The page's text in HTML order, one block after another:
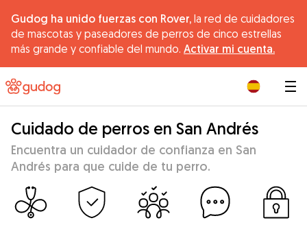
Gudog ha unido fuerzas con Rover, la red de cuidadores
de mascotas y paseadores de perros de cinco estrellas
más grande y confiable del mundo. Activar mi cuenta.
Cuidado de perros en San Andrés
Encuentra un cuidador de confianza en San
Andrés para que cuide de tu perro.